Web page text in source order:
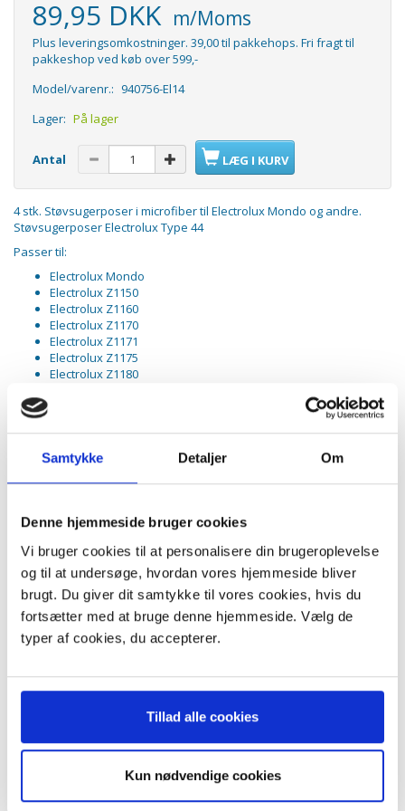
Samtykke Detaljer Om
Denne hjemmeside bruger cookies
Vi bruger cookies til at personalisere din brugeroplevelse
og til at undersøge, hvordan vores hjemmeside bliver
brugt. Du giver dit samtykke til vores cookies, hvis du
fortsætter med at bruge denne hjemmeside. Vælg de
typer af cookies, du accepterer.
Tillad alle cookies
Kun nødvendige cookies
89,95 DKK m/Moms
Plus leveringsomkostninger. 39,00 til pakkehops. Fri fragt til
pakkeshop ved køb over 599,-
Model/varenr.: 940756-El14
Lager: På lager
Antal LÆG I KURV
4 stk. Støvsugerposer i microfiber til Electrolux Mondo og andre.
Støvsugerposer Electrolux Type 44
Passer til:
Electrolux Mondo
Electrolux Z1150
Electrolux Z1160
Electrolux Z1170
Electrolux Z1171
Electrolux Z1175
Electrolux Z1180
E44, E49, E49N, VO73
Indhold:
1 filter
ANDRE KØBTE OGSÅ
KØB 5+ OG FÅ 20% RABAT